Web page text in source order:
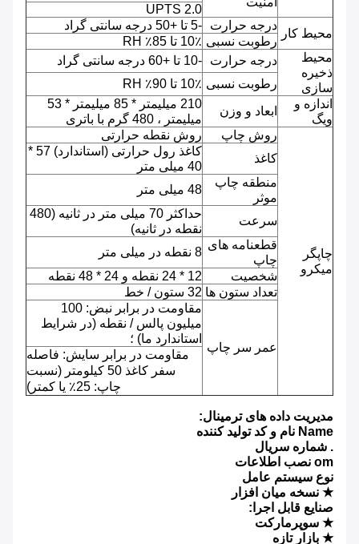
UPTS 2.0
محیط کار
درجه حرارت
-5 تا +50 درجه سانتی گراد
رطوبت نسبی 10٪ تا 85٪ RH
محیط
ذخیره
سازی
درجه حرارت
-10 تا +60 درجه سانتی گراد
رطوبت نسبی 10٪ تا 90٪ RH
اندازه و
ویگ
ابعاد و وزن
210 میلیمتر * 85 میلیمتر * 53
میلیمتر ، 480 گرم با باتری
چاپگر
میکرو
روش چاپ
روش نقطه حرارتی
کاغذ
کاغذ رول حرارتی (استاندارد) 57 *
40 میلی متر
منطقه چاپ
موثر
48 میلی متر
سرعت
حداکثر 70 میلی متر در ثانیه (480
نقطه در ثانیه)
قطعنامه های
چاپ
8 نقطه در میلی متر
شخصیت
12 * 24 نقطه و 24 * 48 نقطه
تعداد ستون ها 32 ستون / خط
عمر سر چاپ
مقاومت در برابر نبض: 100
میلیون پالس / نقطه (در شرایط
استاندارد ما) ؛
مقاومت در برابر سایش: فاصله
سفر کاغذ 50 کیلومتر (نسبت
چاپ: 25٪ یا کمتر)
مدیریت داده های ترمینال:
Name نام و کد تولید کننده
. شماره سریال
om نصب اطلاعات
نوع سیستم عامل
★ نسخه میان افزار
صنایع قابل اجرا:
★ سوپرمارکت
★ بازار تازه